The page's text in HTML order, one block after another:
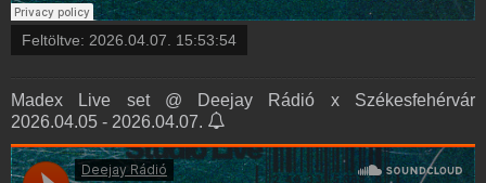
Feltöltve: 2026.04.07. 15:53:54
Madex Live set @ Deejay Rádió x Székesfehérvár
2026.04.05 - 2026.04.07.